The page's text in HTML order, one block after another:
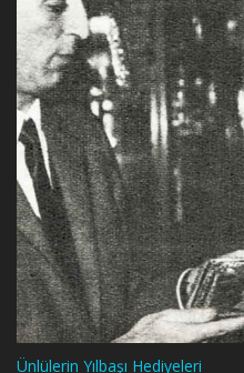
Ünlülerin Yılbaşı Hediyeleri